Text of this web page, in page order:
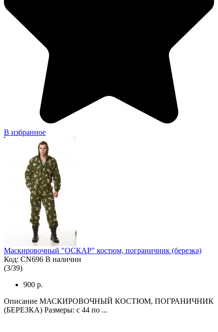
В избранное
Маскировочный "ОСКАР" костюм, пограничник (березка)
Код: CN696 В наличии
(3/39)
900 р.
Описание МАСКИРОВОЧНЫЙ КОСТЮМ, ПОГРАНИЧНИК
(БЕРЕЗКА) Размеры: с 44 по ...